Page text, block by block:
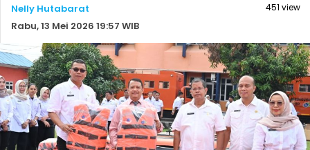
Nelly Hutabarat
Rabu, 13 Mei 2026 19:57 WIB
451 view